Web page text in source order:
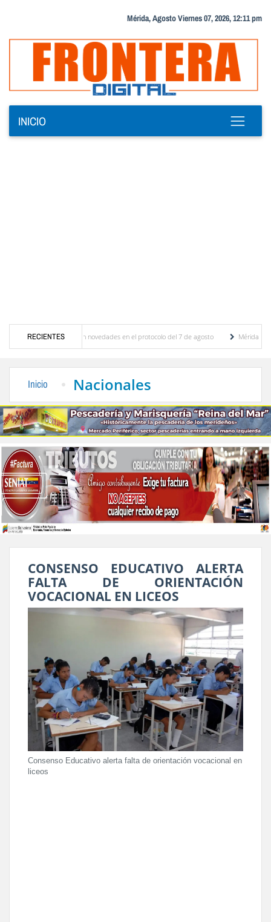
Mérida, Agosto Viernes 07, 2026, 12:11 pm
INICIO
RECIENTES
y se conocieron novedades en el protocolo del 7 de agosto
Mérida territorio
Inicio Nacionales
CONSENSO EDUCATIVO ALERTA
FALTA DE ORIENTACIÓN
VOCACIONAL EN LICEOS
Consenso Educativo alerta falta de orientación vocacional en
liceos